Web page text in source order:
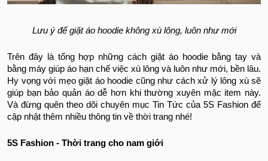
Lưu ý để giặt áo hoodie không xù lông, luôn như mới
Trên đây là tổng hợp những cách giặt áo hoodie bằng tay và
bằng máy giúp áo hạn chế việc xù lông và luôn như mới, bền lâu.
Hy vọng với mẹo giặt áo hoodie cũng như cách xử lý lông xù sẽ
giúp bạn bảo quản áo dễ hơn khi thường xuyên mặc item này.
Và đừng quên theo dõi chuyên mục Tin Tức của 5S Fashion để
cập nhật thêm nhiều thông tin về thời trang nhé!
5S Fashion - Thời trang cho nam giới